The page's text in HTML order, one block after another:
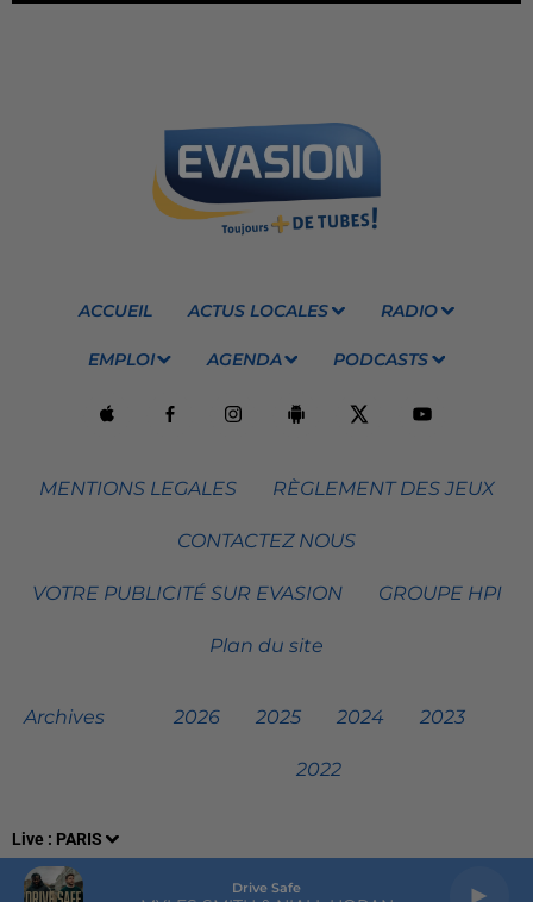
Live : PARIS
Drive Safe
ACCUEIL ACTUS LOCALES RADIO
EMPLOI AGENDA PODCASTS
MENTIONS LEGALES RÈGLEMENT DES JEUX
CONTACTEZ NOUS
VOTRE PUBLICITÉ SUR EVASION GROUPE HPI
Plan du site
Archives 2026 2025 2024 2023
2022